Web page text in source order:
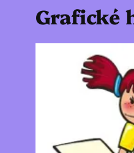
Grafické